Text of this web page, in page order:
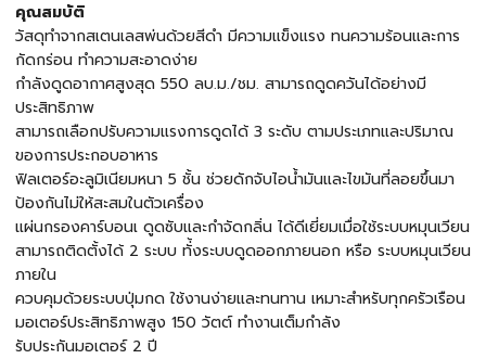
คุณสมบัติ
วัสดุทำจากสเตนเลสพ่นด้วยสีดำ มีความแข็งแรง ทนความร้อนและการ
กัดกร่อน ทำความสะอาดง่าย
กำลังดูดอากาศสูงสุด 550 ลบ.ม./ชม. สามารถดูดควันได้อย่างมี
ประสิทธิภาพ
สามารถเลือกปรับความแรงการดูดได้ 3 ระดับ ตามประเภทและปริมาณ
ของการประกอบอาหาร
ฟิลเตอร์อะลูมิเนียมหนา 5 ชั้น ช่วยดักจับไอน้ำมันและไขมันที่ลอยขึ้นมา
ป้องกันไม่ให้สะสมในตัวเครื่อง
แผ่นกรองคาร์บอนเ ดูดซับและกำจัดกลิ่น ได้ดีเยี่ยมเมื่อใช้ระบบหมุนเวียน
สามารถติดตั้งได้ 2 ระบบ ทั่้งระบบดูดออกภายนอก หรือ ระบบหมุนเวียน
ภายใน
ควบคุมด้วยระบบปุ่มกด ใช้งานง่ายและทนทาน เหมาะสำหรับทุกครัวเรือน
มอเตอร์ประสิทธิภาพสูง 150 วัตต์ ทำงานเต็มกำลัง
รับประกันมอเตอร์ 2 ปี